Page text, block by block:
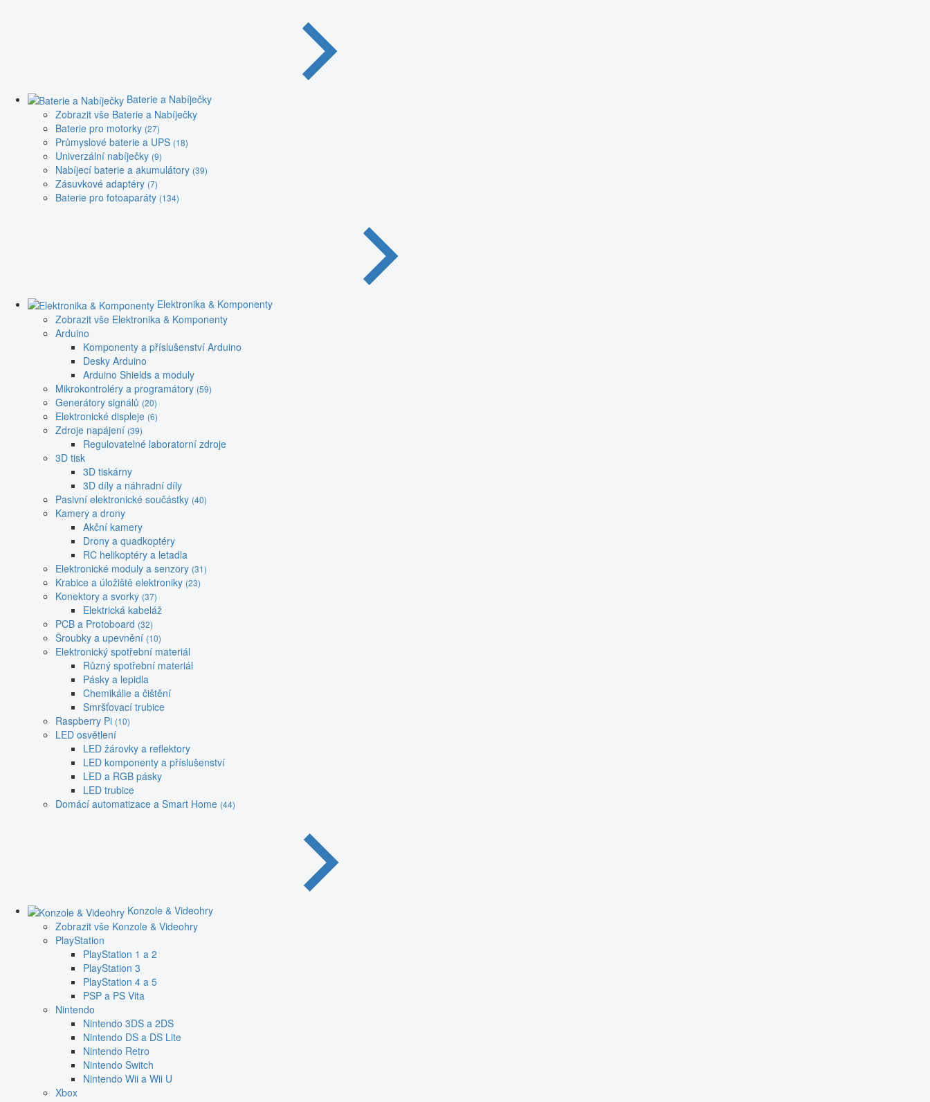
Baterie a Nabíječky
Zobrazit vše Baterie a Nabíječky
Baterie pro motorky (27)
Průmyslové baterie a UPS (18)
Univerzální nabíječky (9)
Nabíjecí baterie a akumulátory (39)
Zásuvkové adaptéry (7)
Baterie pro fotoaparáty (134)
Elektronika & Komponenty
Zobrazit vše Elektronika & Komponenty
Arduino
Komponenty a příslušenství Arduino
Desky Arduino
Arduino Shields a moduly
Mikrokontroléry a programátory (59)
Generátory signálů (20)
Elektronické displeje (6)
Zdroje napájení (39)
Regulovatelné laboratorní zdroje
3D tisk
3D tiskárny
3D díly a náhradní díly
Pasivní elektronické součástky (40)
Kamery a drony
Akční kamery
Drony a quadkoptéry
RC helikoptéry a letadla
Elektronické moduly a senzory (31)
Krabice a úložiště elektroniky (23)
Konektory a svorky (37)
Elektrická kabeláž
PCB a Protoboard (32)
Šroubky a upevnění (10)
Elektronický spotřební materiál
Různý spotřební materiál
Pásky a lepidla
Chemikálie a čištění
Smršťovací trubice
Raspberry Pi (10)
LED osvětlení
LED žárovky a reflektory
LED komponenty a příslušenství
LED a RGB pásky
LED trubice
Domácí automatizace a Smart Home (44)
Konzole & Videohry
Zobrazit vše Konzole & Videohry
PlayStation
PlayStation 1 a 2
PlayStation 3
PlayStation 4 a 5
PSP a PS Vita
Nintendo
Nintendo 3DS a 2DS
Nintendo DS a DS Lite
Nintendo Retro
Nintendo Switch
Nintendo Wii a Wii U
Xbox